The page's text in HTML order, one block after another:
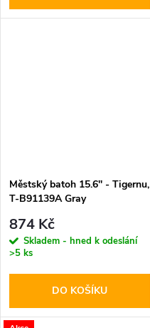
Městský batoh 15.6'' - Tigernu,
T-B91139A Gray
874 Kč
Skladem - hned k odeslání
>5 ks
DO KOŠÍKU